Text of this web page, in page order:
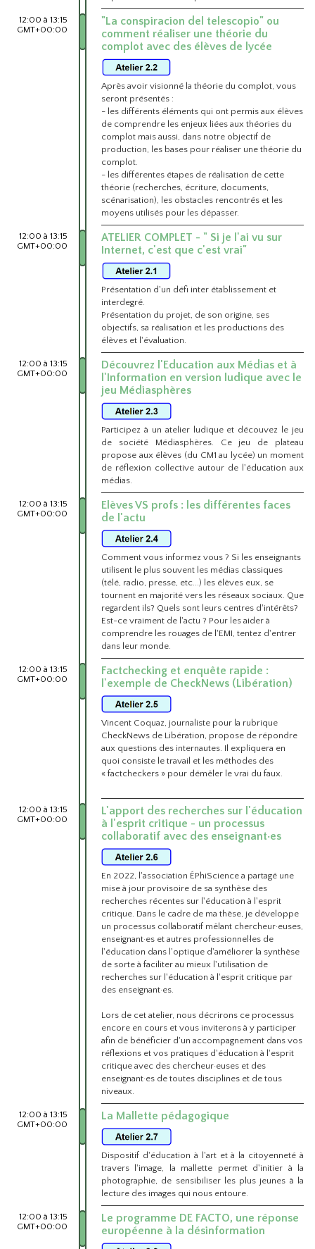
12:00 à 13:15
GMT+00:00
"La conspiracion del telescopio" ou
comment réaliser une théorie du
complot avec des élèves de lycée
Après avoir visionné la théorie du complot, vous
seront présentés :
- les différents éléments qui ont permis aux élèves
de comprendre les enjeux liées aux théories du
complot mais aussi, dans notre objectif de
production, les bases pour réaliser une théorie du
complot.
- les différentes étapes de réalisation de cette
théorie (recherches, écriture, documents,
scénarisation), les obstacles rencontrés et les
moyens utilisés pour les dépasser.
12:00 à 13:15
GMT+00:00
ATELIER COMPLET - " Si je l'ai vu sur
Internet, c'est que c'est vrai"
Présentation d'un défi inter établissement et
interdegré.
Présentation du projet, de son origine, ses
objectifs, sa réalisation et les productions des
élèves et l'évaluation.
12:00 à 13:15
GMT+00:00
Découvrez l'Education aux Médias et à
l'Information en version ludique avec le
jeu Médiasphères
Participez à un atelier ludique et découvez le jeu
de société Médiasphères. Ce jeu de plateau
propose aux élèves (du CM1 au lycée) un moment
de réflexion collective autour de l'éducation aux
médias.
12:00 à 13:15
GMT+00:00
Elèves VS profs : les différentes faces
de l'actu
Comment vous informez vous ? Si les enseignants
utilisent le plus souvent les médias classiques
(télé, radio, presse, etc...) les élèves eux, se
tournent en majorité vers les réseaux sociaux. Que
regardent ils? Quels sont leurs centres d'intérêts?
Est-ce vraiment de l'actu ? Pour les aider à
comprendre les rouages de l'EMI, tentez d'entrer
dans leur monde.
12:00 à 13:15
GMT+00:00
Factchecking et enquête rapide :
l'exemple de CheckNews (Libération)
Vincent Coquaz, journaliste pour la rubrique
CheckNews de Libération, propose de répondre
aux questions des internautes. Il expliquera en
quoi consiste le travail et les méthodes des
« factcheckers » pour démêler le vrai du faux.
12:00 à 13:15
GMT+00:00
L'apport des recherches sur l'éducation
à l'esprit critique - un processus
collaboratif avec des enseignant·es
En 2022, l'association ÉPhiScience a partagé une
mise à jour provisoire de sa synthèse des
recherches récentes sur l'éducation à l'esprit
critique. Dans le cadre de ma thèse, je développe
un processus collaboratif mêlant chercheur·euses,
enseignant·es et autres professionnel·les de
l'éducation dans l'optique d'améliorer la synthèse
de sorte à faciliter au mieux l'utilisation de
recherches sur l'éducation à l'esprit critique par
des enseignant·es.
Lors de cet atelier, nous décrirons ce processus
encore en cours et vous inviterons à y participer
afin de bénéficier d'un accompagnement dans vos
réflexions et vos pratiques d'éducation à l'esprit
critique avec des chercheur·euses et des
enseignant·es de toutes disciplines et de tous
niveaux.
12:00 à 13:15
GMT+00:00
La Mallette pédagogique
Dispositif d'éducation à l'art et à la citoyenneté à
travers l'image, la mallette permet d'initier à la
photographie, de sensibiliser les plus jeunes à la
lecture des images qui nous entoure.
12:00 à 13:15
GMT+00:00
Le programme DE FACTO, une réponse
européenne à la désinformation